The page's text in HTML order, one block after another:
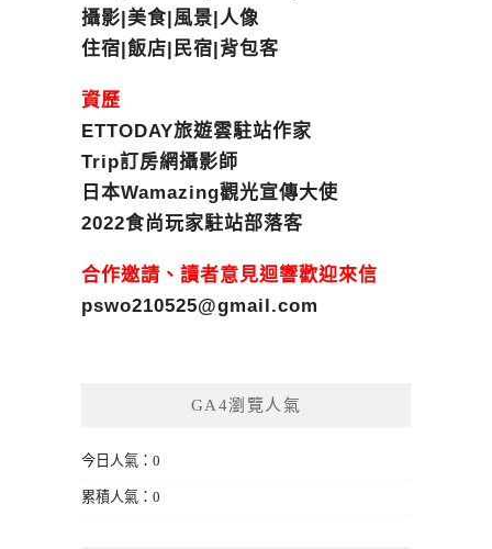
攝影|美食|風景|人像
住宿|飯店|民宿|背包客
資歷
ETTODAY旅遊雲駐站作家
Trip訂房網攝影師
日本Wamazing觀光宣傳大使
2022食尚玩家駐站部落客
合作邀請、讀者意見迴響歡迎來信
pswo210525@gmail.com
GA4瀏覽人氣
今日人氣：0
累積人氣：0